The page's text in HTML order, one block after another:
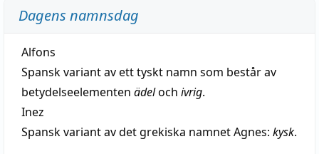
Dagens namnsdag
Alfons
Spansk variant av ett tyskt namn som består av
betydelseelementen ädeloch ivrig.
Inez
Spansk variant av det grekiska namnet Agnes: kysk.